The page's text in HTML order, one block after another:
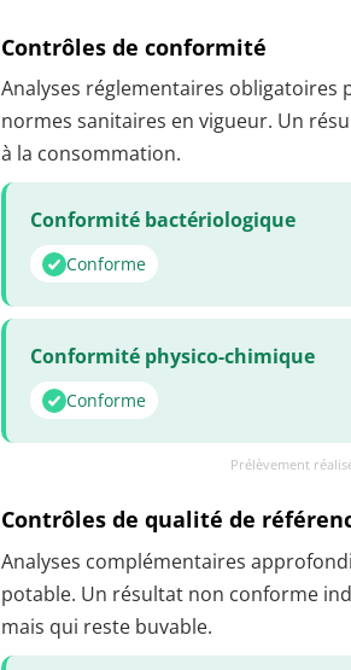
Contrôles de conformité
Analyses réglementaires
normes sanitaires en vigueur. Un
à la consommation.
Conformité bactériologique
Conforme
Conformité physico-chimique
Conforme
Prélèvement
Contrôles de qualité de
Analyses complémentaires
potable. Un résultat non conforme
mais qui reste buvable.